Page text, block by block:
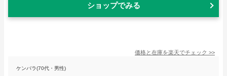
ショップでみる
価格と在庫を楽天でチェック >>
ケンバラ(70代・男性)